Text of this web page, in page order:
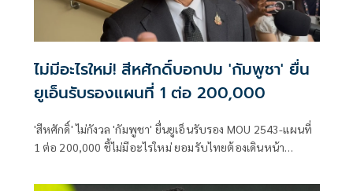
ไม่มีอะไรใหม่! สีหศักดิ์บอกปม 'กัมพูชา' ยื่น
ยูเอ็นรับรองแผนที่ 1 ต่อ 200,000
'สีหศักดิ์' ไม่กังวล 'กัมพูชา' ยื่นยูเอ็นรับรอง MOU 2543-แผนที่
1 ต่อ 200,000​ ชี้ไม่มีอะไรใหม่ ยอมรับไทยต้องเดินหน้า
ระวังตกเป็นเครื่องมือเขมร​